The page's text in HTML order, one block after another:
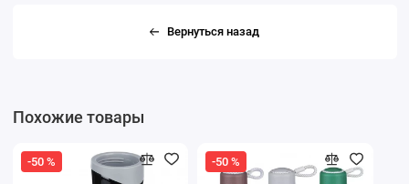
Вернуться назад
Похожие товары
-50 % -50 %